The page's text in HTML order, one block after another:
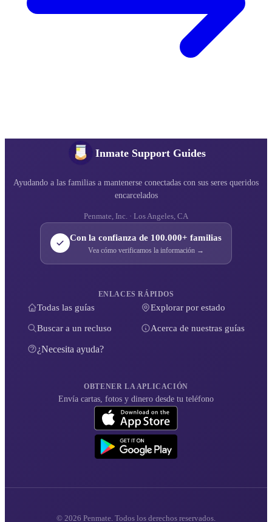
Inmate Support Guides
Ayudando a las familias a mantenerse conectadas con sus seres queridos
encarcelados
Penmate, Inc. · Los Angeles, CA
Con la confianza de 100.000+ familias
Vea cómo verificamos la información →
ENLACES RÁPIDOS
Todas las guías Explorar por estado
Buscar a un recluso Acerca de nuestras guías
¿Necesita ayuda?
OBTENER LA APLICACIÓN
Envía cartas, fotos y dinero desde tu teléfono
© 2026 Penmate. Todos los derechos reservados.